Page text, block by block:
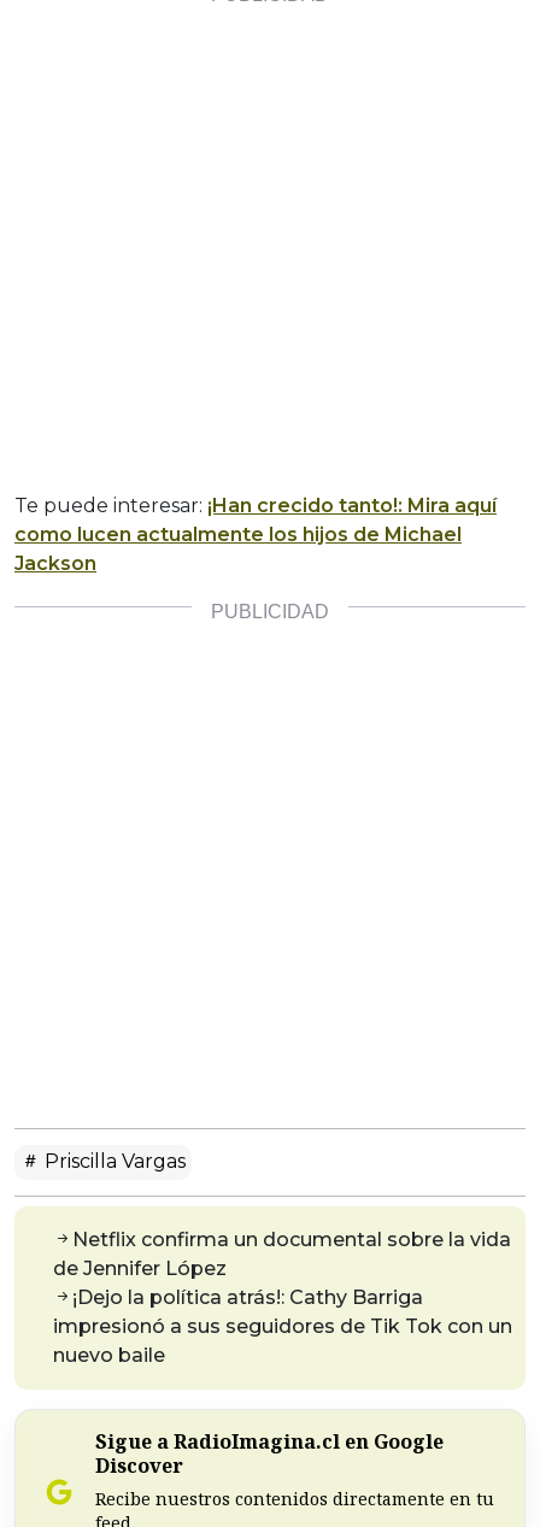
Te puede interesar: ¡Han crecido tanto!: Mira aquí
como lucen actualmente los hijos de Michael
Jackson
Priscilla Vargas
Netflix confirma un documental sobre la vida
de Jennifer López
¡Dejo la política atrás!: Cathy Barriga
impresionó a sus seguidores de Tik Tok con un
nuevo baile
Sigue a RadioImagina.cl en Google
Discover
Recibe nuestros contenidos directamente en tu